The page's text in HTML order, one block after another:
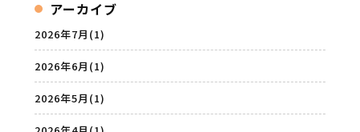
アーカイブ
2026年7月 (1)
2026年6月 (1)
2026年5月 (1)